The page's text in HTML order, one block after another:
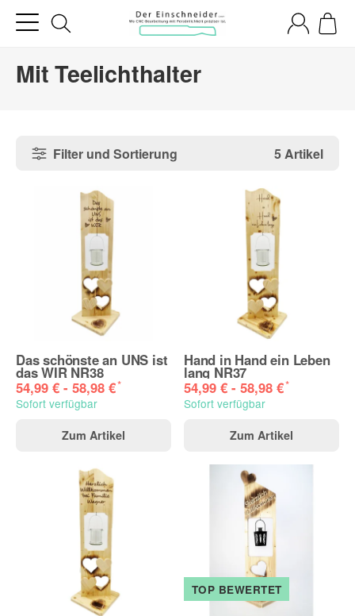
Mit Teelichthalter
Filter und Sortierung 5 Artikel
Das schönste an UNS ist
das WIR NR38
54,99 € - 58,98 €*
Sofort verfügbar
Zum Artikel
Hand in Hand ein Leben
lang NR37
54,99 € - 58,98 €*
Sofort verfügbar
Zum Artikel
TOP BEWERTET